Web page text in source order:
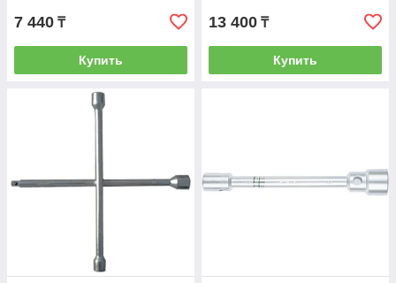
7 440 ₸
Купить
13 400 ₸
Купить